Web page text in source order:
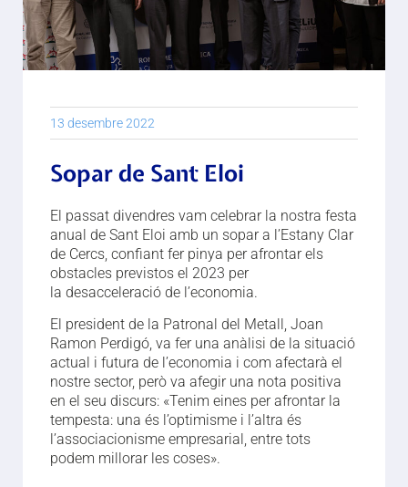
13 desembre 2022
Sopar de Sant Eloi
El passat divendres vam celebrar la nostra festa
anual de Sant Eloi amb un sopar a l’Estany Clar
de Cercs, confiant fer pinya per afrontar els
obstacles previstos el 2023 per
la desacceleració de l’economia.
El president de la Patronal del Metall, Joan
Ramon Perdigó, va fer una anàlisi de la situació
actual i futura de l’economia i com afectarà el
nostre sector, però va afegir una nota positiva
en el seu discurs: «Tenim eines per afrontar la
tempesta: una és l’optimisme i l’altra és
l’associacionisme empresarial, entre tots
podem millorar les coses».